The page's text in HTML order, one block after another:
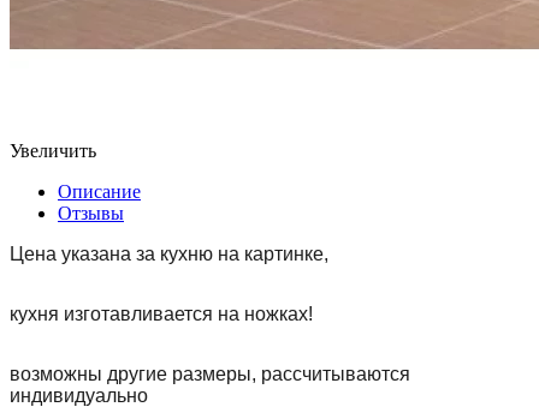
Увеличить
Описание
Отзывы
Цена указана за кухню на картинке,
кухня изготавливается на ножках!
возможны другие размеры, рассчитываются
индивидуально